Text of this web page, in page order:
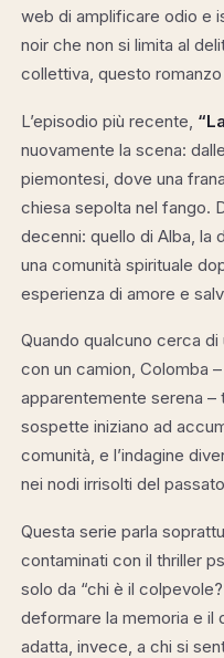
web di amplificare odio e
noir che non si limita al
collettiva, questo
L’episodio più recente,
nuovamente la scena:
piemontesi, dove una
chiesa sepolta nel fango.
decenni: quello di Alba, la
una comunità spirituale
esperienza di amore e
Quando qualcuno cerca
con un camion, Colomba
apparentemente serena –
sospette iniziano ad
comunità, e l’indagine
nei nodi irrisolti del
Questa serie parla
contaminati con il thriller
solo da “chi è il
deformare la memoria e il
adatta, invece, a chi si